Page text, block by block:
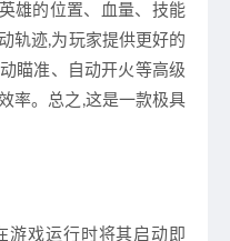
雄的位置、血量、技能
轨迹,为玩家提供更好的
瞄准、自动开火等高级
率。总之,这是一款极具
游戏运行时将其启动即